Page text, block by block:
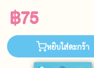
฿75
หยิบใส่ตะกร้า